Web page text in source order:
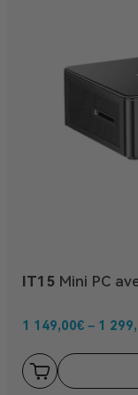
IT15 Mini PC
1 149,00€ – 1